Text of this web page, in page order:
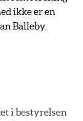
ikke er en
Balleby.
i bestyrelsen